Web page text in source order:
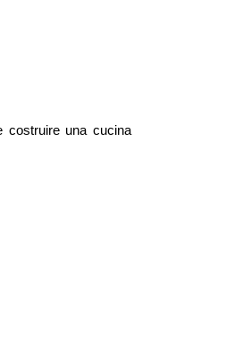
costruire una cucina